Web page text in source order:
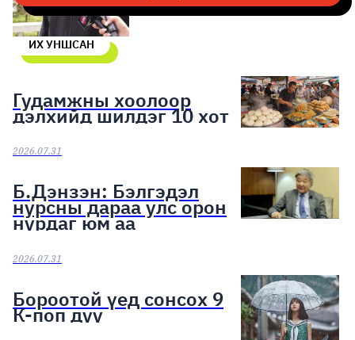
ИХ УНШСАН
Гудамжны хоолоор
дэлхийд шилдэг 10 хот
2026.07.31
Б.Дэнзэн: Бэлгэдэл
нурсны дараа улс орон
нурдаг юм аа
2026.07.31
Бороотой үед сонсох 9
К-поп дуу